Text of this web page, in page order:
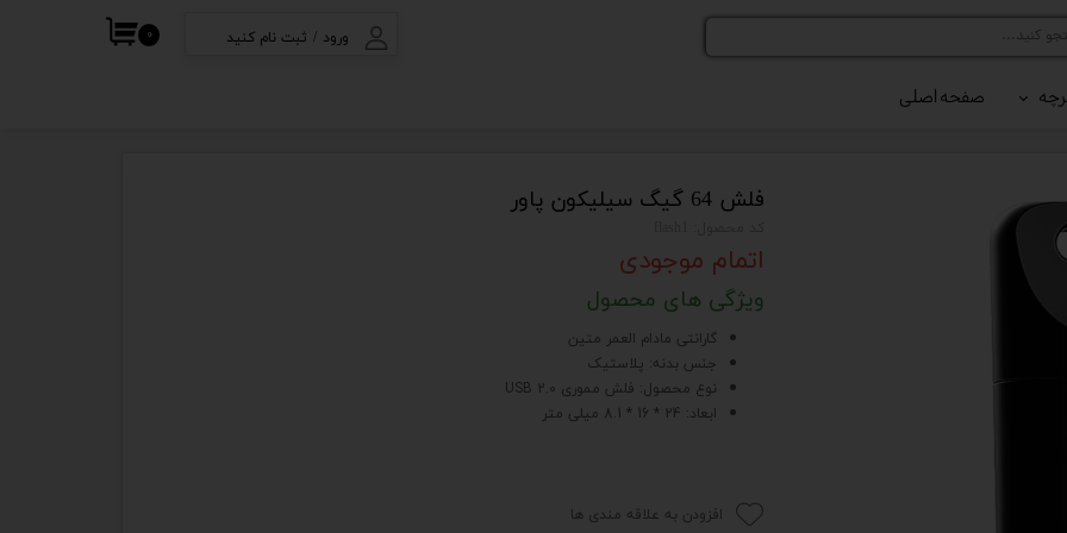
ورود / ثبت نام کنید ۰
صفحه اصلی
فلش 64 گیگ سیلیکون پاور
اتمام موجودی
ویژگی های محصول
گارانتی مادام العمر متین
جنس بدنه: پلاستیک
نوع محصول: فلش مموری USB 2.0
ابعاد: 24 * 16 * 8.1 میلی متر
افزودن به علاقه مندی ها